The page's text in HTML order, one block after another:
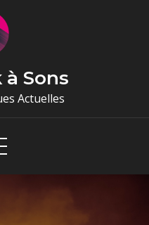
à Sons
Actuelles